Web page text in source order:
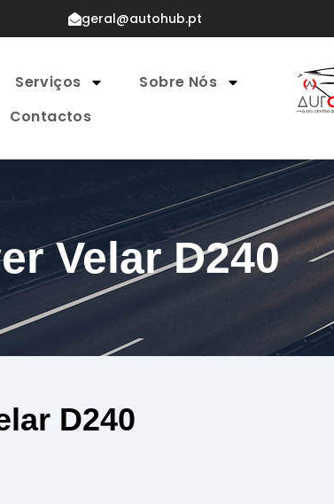
geral@autohub.pt
Serviços
Sobre Nós
Contactos
Velar D240
D240